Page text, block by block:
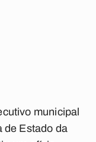
municipal
de Estado da